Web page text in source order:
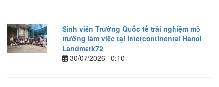
Sinh viên Trường Quốc tế trải nghiệm mô
trường làm việc tại Intercontinental Hanoi
Landmark72
30/07/2026 10:10